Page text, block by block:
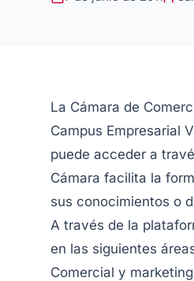
La Cámara de
Campus Empresarial
puede acceder a
Cámara facilita la
sus conocimientos o
A través de la
en las siguientes
Comercial y